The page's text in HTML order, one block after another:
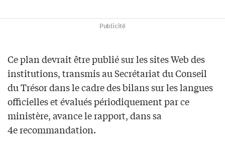
Publicité
Ce plan devrait être publié sur les sites Web des
institutions, transmis au Secrétariat du Conseil
du Trésor dans le cadre des bilans sur les langues
officielles et évalués périodiquement par ce
ministère, avance le rapport, dans sa
4e recommandation.